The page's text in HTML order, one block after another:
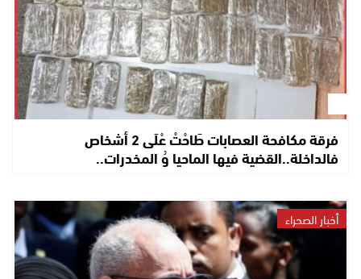
فرقة مكافحة العصابات طَاحْتْ عْلَى 2 أشخاص
فالداخلة..القضية فيها الماحيا وُ المخدرات..
أخبار الصحراء